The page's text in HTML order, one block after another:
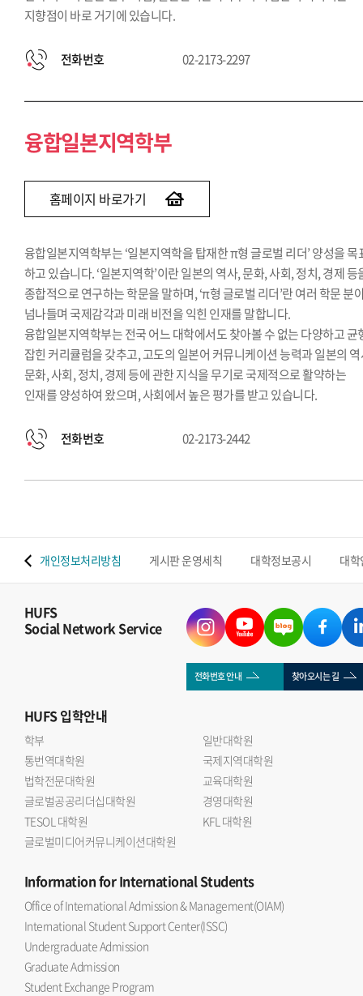
지향점이 바로 거기에 있습니다.
전화번호 02-2173-2297
융합일본지역학부
홈페이지 바로가기
융합일본지역학부는 ‘일본지역학을 탑재한 π형 글로벌 리더’ 양성을 목
하고 있습니다. ‘일본지역학’이란 일본의 역사, 문화, 사회, 정치, 경제 등
종합적으로 연구하는 학문을 말하며, ‘π형 글로벌 리더’란 여러 학문 분
넘나들며 국제감각과 미래 비전을 익힌 인재를 말합니다.
융합일본지역학부는 전국 어느 대학에서도 찾아볼 수 없는 다양하고 균
잡힌 커리큘럼을 갖추고, 고도의 일본어 커뮤니케이션 능력과 일본의
문화, 사회, 정치, 경제 등에 관한 지식을 무기로 국제적으로 활약하는
인재를 양성하여 왔으며, 사회에서 높은 평가를 받고 있습니다.
전화번호 02-2173-2442
개인정보처리방침 게시판 운영세칙 대학정보공시 대
HUFS
Social Network Service
전화번호 안내 찾아오시는 길
HUFS입학안내
학부
일반대학원
통번역대학원
국제지역대학원
법학전문대학원
교육대학원
글로벌공공리더십대학원
경영대학원
TESOL 대학원
KFL 대학원
글로벌미디어커뮤니케이션대학원
Informationfor International Students
Office of International Admission & Management(OIAM)
International Student Support Center(ISSC)
Undergraduate Admission
Graduate Admission
Student Exchange Program